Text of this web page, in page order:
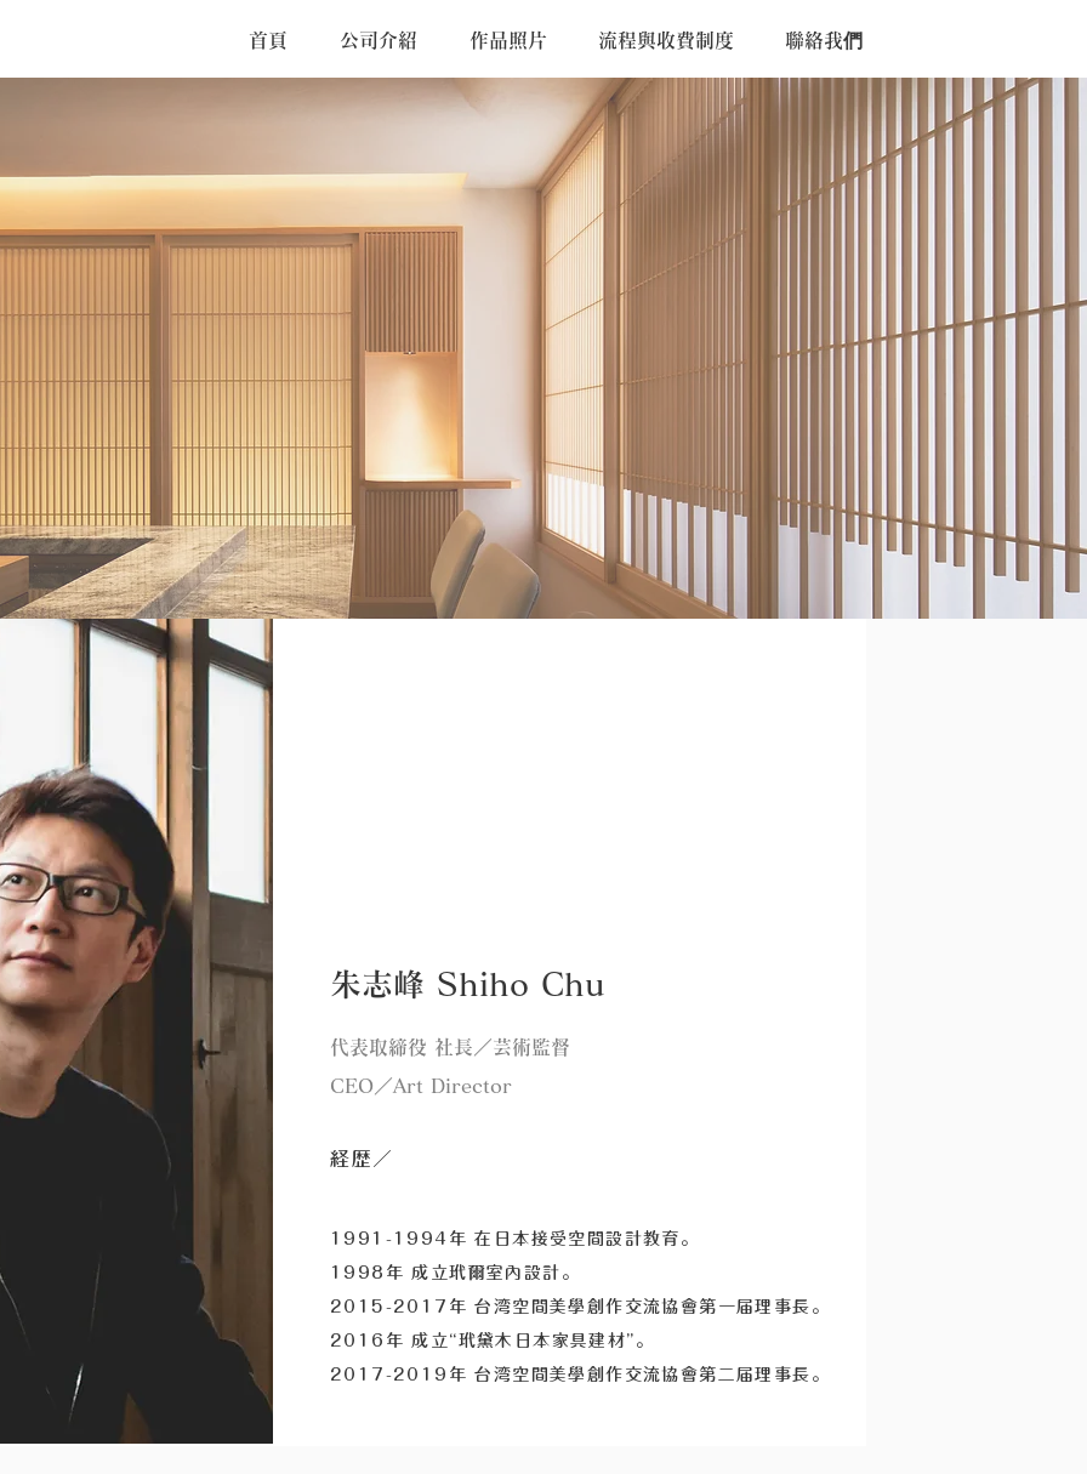
首頁 公司介紹 作品照片 流程與收費制度 聯絡我們
朱志峰 Shiho Chu
代表取締役 社長／芸術監督
CEO／Art Director
経歴／
1991-1994年 在日本接受空間設計教育。
1998年 成立玳爾室內設計。
2015-2017年 台湾空間美學創作交流協會第一届理事長。
2016年 成立“玳黛木日本家具建材”。
2017-2019年 台湾空間美學創作交流協會第二届理事長。